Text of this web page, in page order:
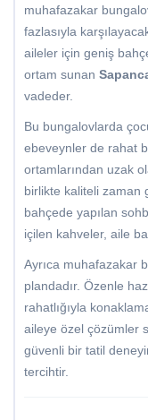
muhafazakar
fazlasıyla
aileler için geniş
ortam sunan
vadeder.
Bu bungalovlarda
ebeveynler de rahat
ortamlarından uzak
birlikte kaliteli zaman
bahçede yapılan
içilen kahveler, aile
Ayrıca muhafazakar
plandadır. Özenle
rahatlığıyla
aileye özel çözümler
güvenli bir tatil
tercihtir.